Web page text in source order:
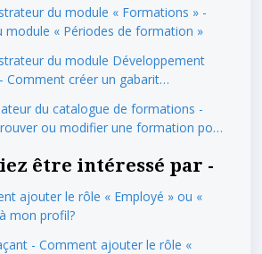
du module « Formations » -
module « Périodes de formation »
du module Développement
Comment créer un gabarit
du catalogue de formations -
ou modifier une formation pour
être intéressé par -
ajouter le rôle « Employé » ou «
mon profil?
- Comment ajouter le rôle «